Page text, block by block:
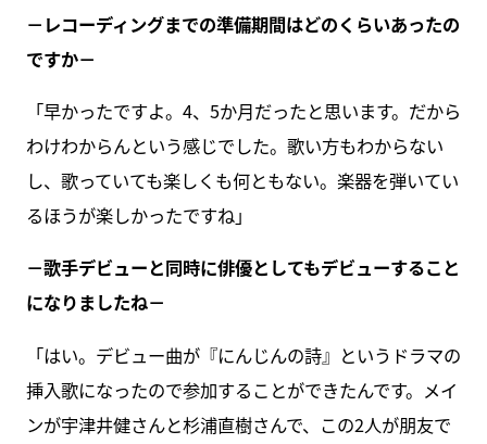
－レコーディングまでの準備期間はどのくらいあったの
ですか－
「早かったですよ。4、5か月だったと思います。だから
わけわからんという感じでした。歌い方もわからない
し、歌っていても楽しくも何ともない。楽器を弾いてい
るほうが楽しかったですね」
－歌手デビューと同時に俳優としてもデビューすること
になりましたね－
「はい。デビュー曲が『にんじんの詩』というドラマの
挿入歌になったので参加することができたんです。メイ
ンが宇津井健さんと杉浦直樹さんで、この2人が朋友で